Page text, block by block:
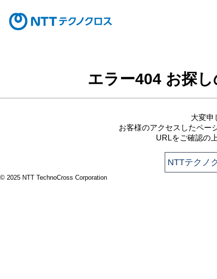
エラー404 お探
大変申
お客様のアクセスしたペー
URLをご確認の
NTTテクノ
© 2025 NTT TechnoCross Corporation